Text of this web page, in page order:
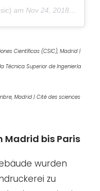
am Nov 24, 2018 um 2:23 PST
Científicas (CSIC), Madrid |
Técnica Superior de Ingeniería
Madrid | Cité des sciences
Madrid bis Paris
wurden
zu